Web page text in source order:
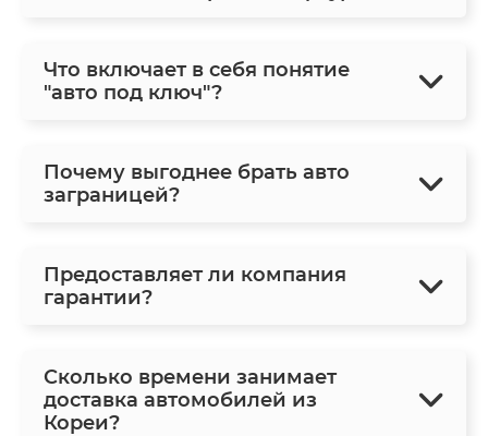
Что включает в себя понятие
"авто под ключ"?
Почему выгоднее брать авто
заграницей?
Предоставляет ли компания
гарантии?
Сколько времени занимает
доставка автомобилей из
Кореи?